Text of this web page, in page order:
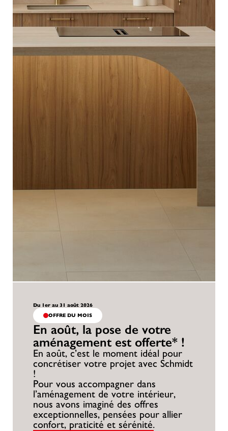
Du 1er au 31 août 2026
OFFRE DU MOIS
En août, la pose de votre
aménagement est offerte* !
En août, c’est le moment idéal pour
concrétiser votre projet avec Schmidt
!
Pour vous accompagner dans
l’aménagement de votre intérieur,
nous avons imaginé des offres
exceptionnelles, pensées pour allier
confort, praticité et sérénité.